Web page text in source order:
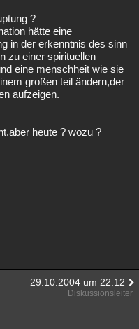
?
hätte eine
in der erkenntnis des sinn
zu einer spirituellen
eine menschheit wie sie
großen teil ändern,der
aufzeigen.
heute ? wozu ?
29.10.2004 um 22:12
Diskussionsleiter